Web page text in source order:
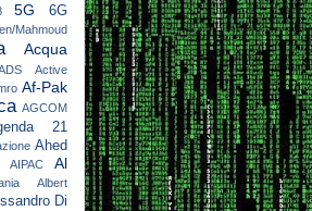
5G 6G
Mahmoud
Acqua
Active
Af-Pak
AGCOM
21
Ahed
AIPAC
Al
Albert
Di